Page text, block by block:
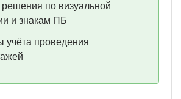
решения по визуальной
и знакам ПБ
учёта проведения